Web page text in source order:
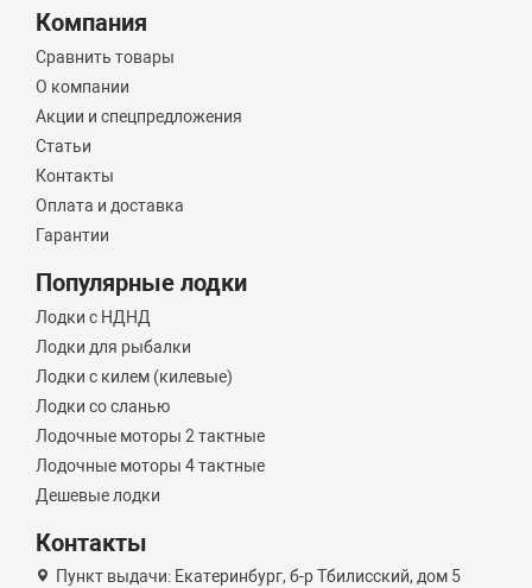
Компания
Сравнить товары
О компании
Акции и спецпредложения
Статьи
Контакты
Оплата и доставка
Гарантии
Популярные лодки
Лодки с НДНД
Лодки для рыбалки
Лодки с килем (килевые)
Лодки со сланью
Лодочные моторы 2 тактные
Лодочные моторы 4 тактные
Дешевые лодки
Контакты
Пункт выдачи: Екатеринбург, б-р Тбилисский, дом 5